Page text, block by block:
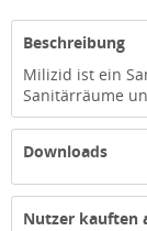
Beschreibung
Milizid ist ein
Sanitärräume
Downloads
Nutzer kauften